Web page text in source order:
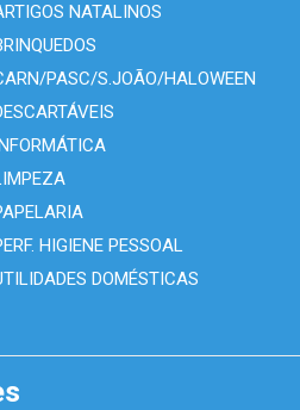
NATALINOS
PASC/S.JOÃO/HALOWEEN
HIGIENE PESSOAL
DOMÉSTICAS